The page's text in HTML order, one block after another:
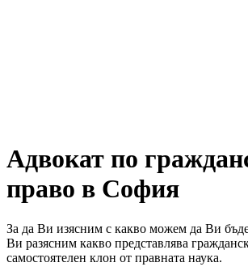
Адвокат по
право в София
За да Ви изясним с какво можем да Ви
Ви разясним какво представлява
самостоятелен клон от правната наука.